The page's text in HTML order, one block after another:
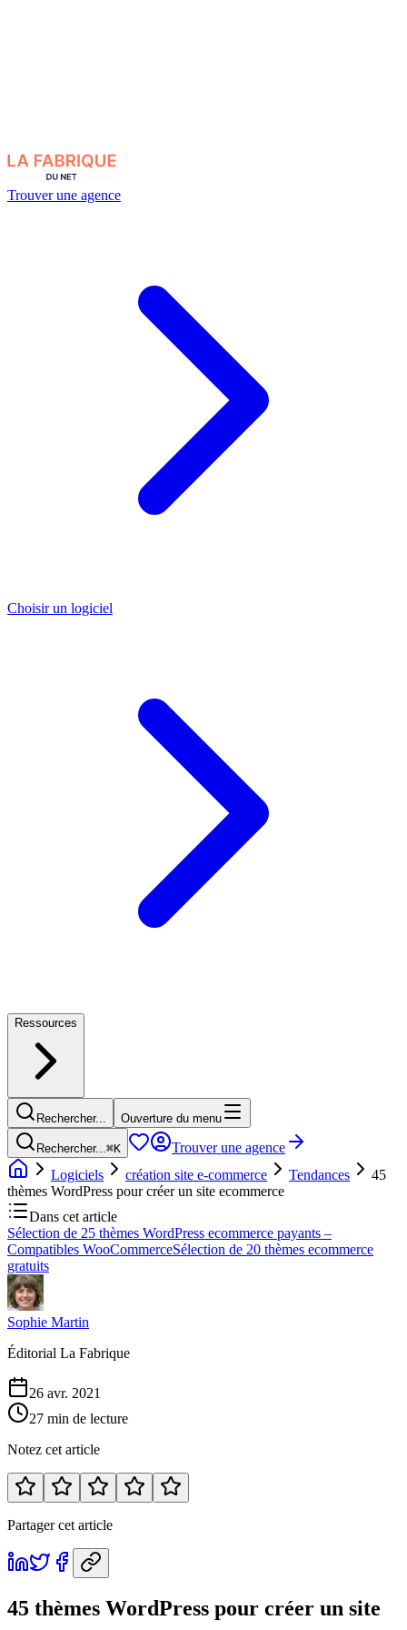
Trouver une agence
Choisir un logiciel
Ressources
Rechercher... Ouverture du menu
Rechercher...⌘K
Trouver une agence
Logiciels
création site e-commerce Tendances
45
thèmes WordPress pour créer un site ecommerce
Dans cet article
Sélection de 25 thèmes WordPress ecommerce payants –
Compatibles WooCommerceSélection de 20 thèmes ecommerce
gratuits
Sophie Martin
Éditorial La Fabrique
26 avr. 2021
27 min de lecture
Notez cet article
Partager cet article
45 thèmes WordPress pour créer un site